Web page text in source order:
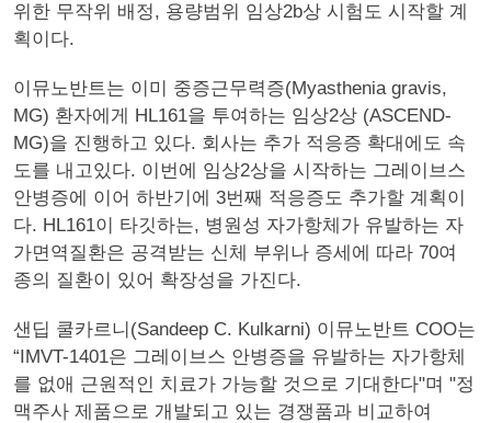
위한 무작위 배정, 용량범위 임상2b상 시험도 시작할 계
획이다.
이뮤노반트는 이미 중증근무력증(Myasthenia gravis,
MG) 환자에게 HL161을 투여하는 임상2상 (ASCEND-
MG)을 진행하고 있다. 회사는 추가 적응증 확대에도 속
도를 내고있다. 이번에 임상2상을 시작하는 그레이브스
안병증에 이어 하반기에 3번째 적응증도 추가할 계획이
다. HL161이 타깃하는, 병원성 자가항체가 유발하는 자
가면역질환은 공격받는 신체 부위나 증세에 따라 70여
종의 질환이 있어 확장성을 가진다.
샌딥 쿨카르니(Sandeep C. Kulkarni) 이뮤노반트 COO는
“IMVT-1401은 그레이브스 안병증을 유발하는 자가항체
를 없애 근원적인 치료가 가능할 것으로 기대한다"며 "정
맥주사 제품으로 개발되고 있는 경쟁품과 비교하여